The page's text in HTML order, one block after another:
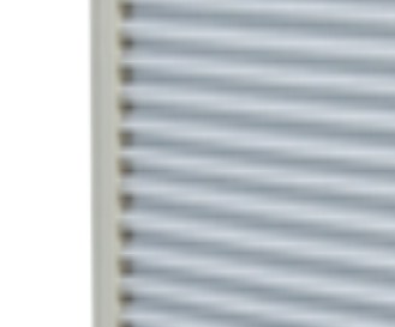
取扱品目
保護ガラス
お問い合わせ →